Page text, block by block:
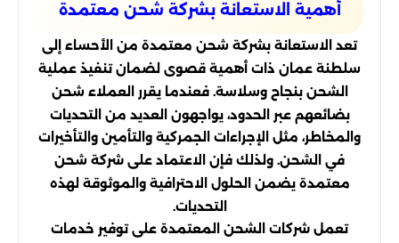
أهمية الاستعانة بشركة شحن معتمدة
تعد الاستعانة بشركة شحن معتمدة من الأحساء إلى
سلطنة عمان ذات أهمية قصوى لضمان تنفيذ عملية
الشحن بنجاح وسلاسة. فعندما يقرر العملاء شحن
بضائعهم عبر الحدود، يواجهون العديد من التحديات
والمخاطر، مثل الإجراءات الجمركية والتأمين والتأخيرات
في الشحن. ولذلك فإن الاعتماد على شركة شحن
معتمدة يضمن الحلول الاحترافية والموثوقة لهذه
التحديات.
تعمل شركات الشحن المعتمدة على توفير خدمات